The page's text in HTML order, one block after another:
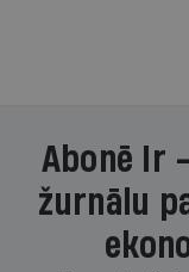
Abonē Ir
žurnālu